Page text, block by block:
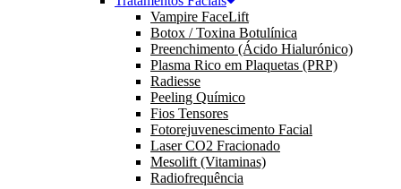
Vampire FaceLift
Botox / Toxina Botulínica
Preenchimento (Ácido Hialurónico)
Plasma Rico em Plaquetas (PRP)
Radiesse
Peeling Químico
Fios Tensores
Fotorejuvenescimento Facial
Laser CO2 Fracionado
Mesolift (Vitaminas)
Radiofrequência